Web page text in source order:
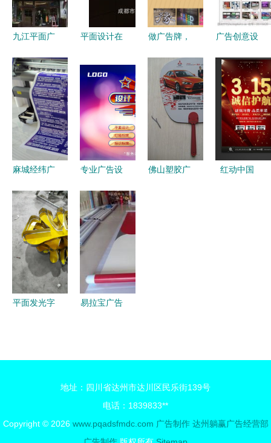
九江平面广
牌视觉的全
方位解决方
案
平面设计在
中的关键作
用与生态意
义
做广告牌，
图片+平面
设计一站式
解决
广告创意设
打造高质量
素材的全流
程指南
麻城经纬广
艺点亮城市
繁华
专业广告设
为您打造全
渠道营销新
抓手
佛山塑胶广
红动中国
平面发光字
易拉宝广告
地址：四川省达州市达川区民乐街139号
电话：1839833**
Copyright © 2026 www.pqadsfmdc.com 广告制作 达州躺赢广告经营部